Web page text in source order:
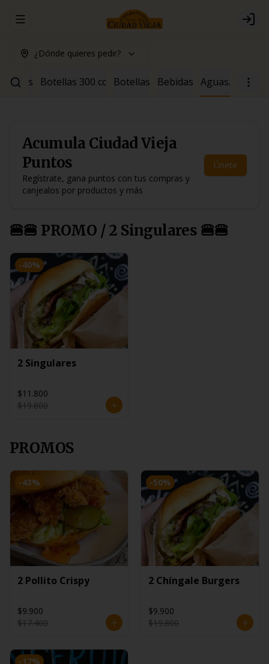
Abrir menu de navegación Login
¿Dónde quieres pedir?
Botellas 300 cc Botellas Bebidas Aguas.
Acumula Ciudad Vieja
Puntos
Regístrate, gana puntos con tus compras y
canjealos por productos y más
Únete
🍔🍔 PROMO / 2 Singulares 🍔🍔
-40%
2 Singulares
$11.800
$19.800
PROMOS
-43%
2 Pollito Crispy
$9.900
$17.400
-50%
2 Chíngale Burgers
$9.900
$19.800
-17%